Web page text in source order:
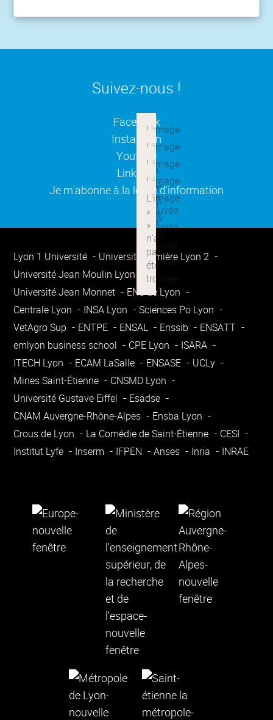
Suivez-nous !
Facebook
(ouverture dans une
Instagram(ouverture dans une
Youtube(ouverture dans une
Linkedin
(ouverture dans une
Je m'abonne à la lettre d'information
(ouverture dans une
Lyon 1 Université
Université Lumière Lyon 2
Université Jean Moulin Lyon 3
Université Jean Monnet
ENS de Lyon
Centrale Lyon
INSA Lyon
Sciences Po Lyon
VetAgro Sup
ENTPE ENSAL Enssib
ENSATT
emlyon business school
CPE Lyon
ISARA
ITECH Lyon
ECAM LaSalle ENSASE
UCLy
Mines Saint-Étienne
CNSMD Lyon
Université Gustave Eiffel
Esadse
CNAM Auvergne-Rhône-Alpes
Ensba Lyon
Crous de Lyon
La Comédie de Saint-Étienne
CESI
Institut Lyfe
Inserm IFPEN Anses Inria INRAE